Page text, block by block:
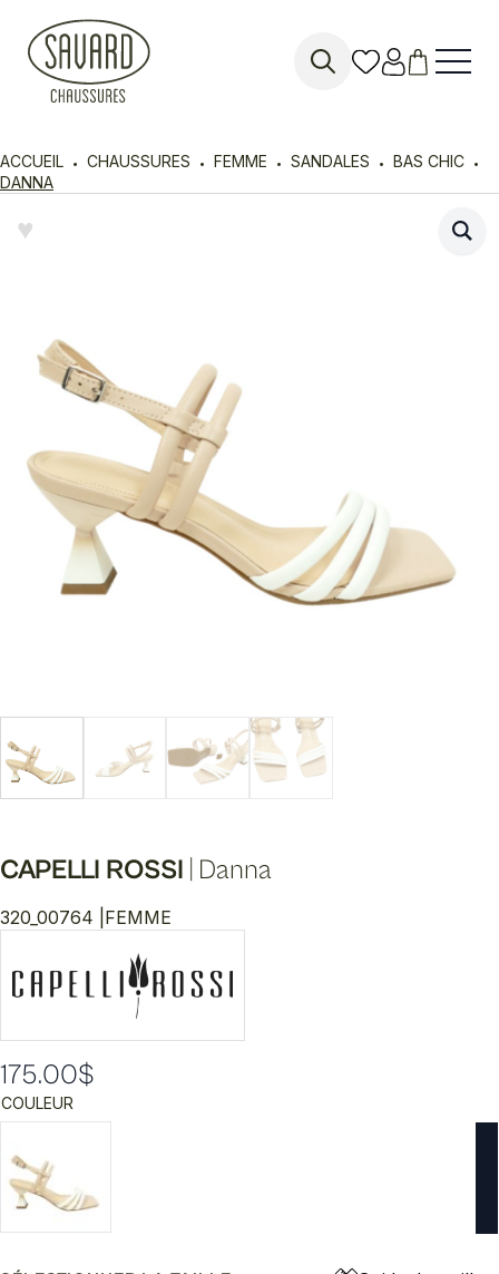
ACCUEIL CHAUSSURES FEMME SANDALES
BAS CHIC
DANNA
♥︎
CAPELLI ROSSI Danna
320_00764 | FEMME
175.00$
COULEUR